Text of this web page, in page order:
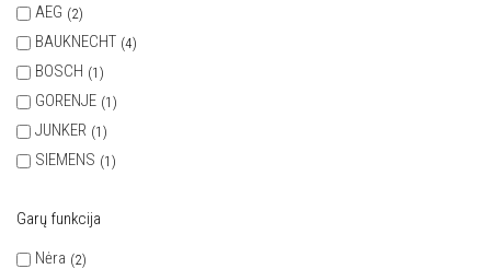
AEG
2
BAUKNECHT 4
BOSCH 1
GORENJE 1
JUNKER 1
SIEMENS 1
Garų funkcija
Nėra
2